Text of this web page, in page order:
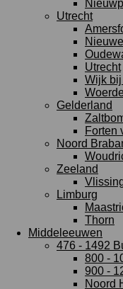
Utrecht
Utrecht
Wijk
Gelderland
Forten
Noord
Zeeland
Limburg
Thorn
Middeleeuwen
476 - 1492
800 -
900 -
Noord